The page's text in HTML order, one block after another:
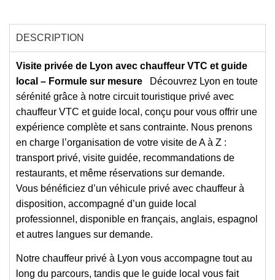
DESCRIPTION
Visite privée de Lyon avec chauffeur VTC et guide
local – Formule sur mesure
Découvrez Lyon en toute
sérénité grâce à notre circuit touristique privé avec
chauffeur VTC et guide local , conçu pour vous offrir une
expérience complète et sans contrainte. Nous prenons
en charge l’organisation de votre visite de A à Z :
transport privé, visite guidée, recommandations de
restaurants, et même réservations sur demande.
Vous bénéficiez d’un véhicule privé avec chauffeur à
disposition, accompagné d’un guide local
professionnel , disponible en français, anglais, espagnol
et autres langues sur demande.
Notre chauffeur privé à Lyon vous accompagne tout au
long du parcours, tandis que le guide local vous fait